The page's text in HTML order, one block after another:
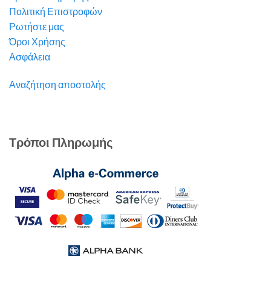
Πολιτική Επιστροφών
Ρωτήστε μας
Όροι Χρήσης
Ασφάλεια
Αναζήτηση αποστολής
Τρόποι Πληρωμής